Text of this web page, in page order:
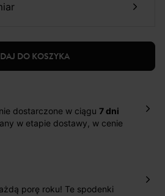
DO KOSZYKA
dostarczone w ciągu 7 dni
w etapie dostawy, w cenie
Ciebie paczkomatu , a
porę roku! Te spodenki